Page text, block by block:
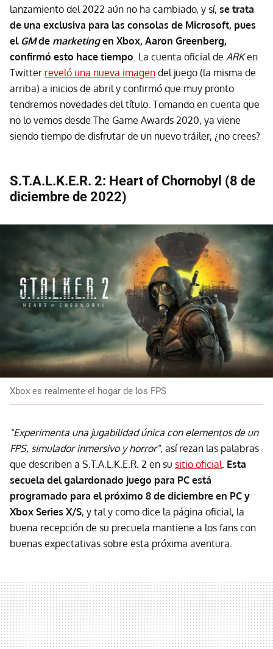
lanzamiento del 2022 aún no ha cambiado, y sí, se trata
de una exclusiva para las consolas de Microsoft, pues
el GMde marketingen Xbox, Aaron Greenberg,
confirmó esto hace tiempo . La cuenta oficial de ARKen
Twitter reveló una nueva imagen del juego (la misma de
arriba) a inicios de abril y confirmó que muy pronto
tendremos novedades del título. Tomando en cuenta que
no lo vemos desde The Game Awards 2020, ya viene
siendo tiempo de disfrutar de un nuevo tráiler, ¿no crees?
S.T.A.L.K.E.R. 2: Heart of Chornobyl (8 de
diciembre de 2022)
Xbox es realmente el hogar de los FPS
"Experimenta una jugabilidad única con elementos de un
FPS, simulador inmersivo y horror", así rezan las palabras
que describen a S.T.A.L.K.E.R. 2 en su sitio oficial. Esta
secuela del galardonado juego para PC está
programado para el próximo 8 de diciembre en PC y
Xbox Series X/S, y tal y como dice la página oficial, la
buena recepción de su precuela mantiene a los fans con
buenas expectativas sobre esta próxima aventura.